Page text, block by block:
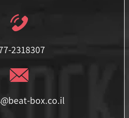
2318307
box.co.il